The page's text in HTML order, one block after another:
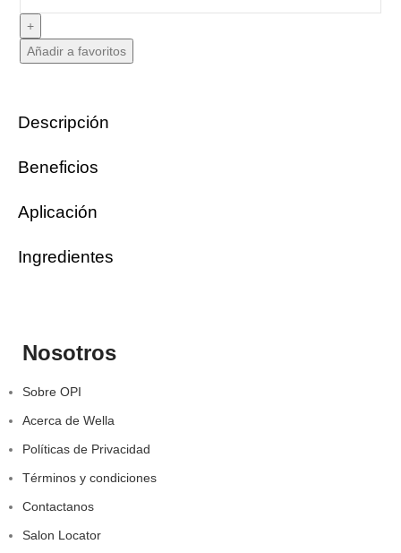
Añadir a favoritos
Descripción
Beneficios
Aplicación
Ingredientes
Nosotros
Sobre OPI
Acerca de Wella
Políticas de Privacidad
Términos y condiciones
Contactanos
Salon Locator